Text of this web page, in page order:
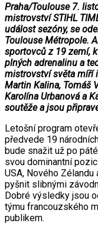
Praha/Toulouse 7.
mistrovství STIHL
událost sezóny, se
Toulouse Métropole.
sportovců z 19 zemí,
plných adrenalinu a
mistrovství světa míří
Martin Kalina, Tomáš
Karolína Urbanová a
soutěže a jsou
Letošní program
předvede 19
bude snažit už po
svou dominantní
USA, Nového
pyšnit slibnými
Dobré výsledky jsou
týmu francouzského
publikem.